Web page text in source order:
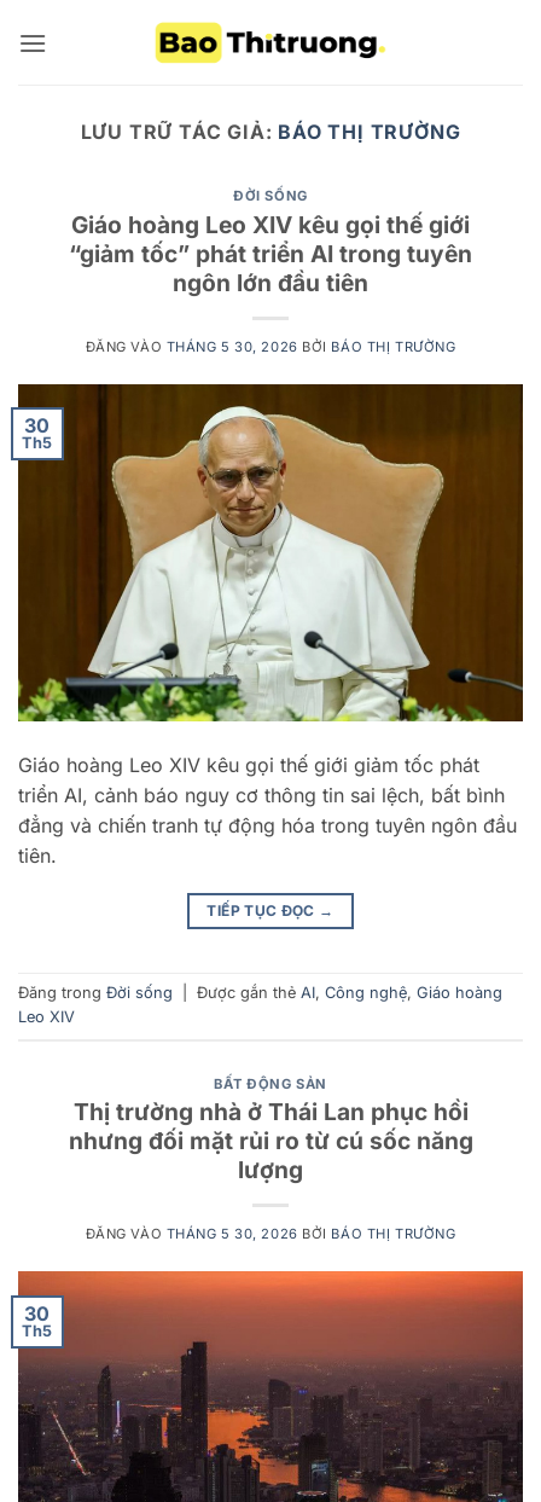
qua
LƯU TRỮ TÁC GIẢ: BÁO THỊ TRƯỜNG
ĐỜI SỐNG
Giáo hoàng Leo XIV kêu gọi thế giới
“giảm tốc” phát triển AI trong tuyên
ngôn lớn đầu tiên
ĐĂNG VÀO THÁNG 5 30, 2026 BỞI BÁO THỊ TRƯỜNG
30
Th5
Giáo hoàng Leo XIV kêu gọi thế giới giảm tốc phát
triển AI, cảnh báo nguy cơ thông tin sai lệch, bất bình
đẳng và chiến tranh tự động hóa trong tuyên ngôn đầu
tiên.
TIẾP TỤC ĐỌC →
Đăng trong Đời sống Được gắn thẻ AI, Công nghệ, Giáo hoàng
Leo XIV
BẤT ĐỘNG SẢN
Thị trường nhà ở Thái Lan phục hồi
nhưng đối mặt rủi ro từ cú sốc năng
lượng
ĐĂNG VÀO THÁNG 5 30, 2026 BỞI BÁO THỊ TRƯỜNG
30
Th5